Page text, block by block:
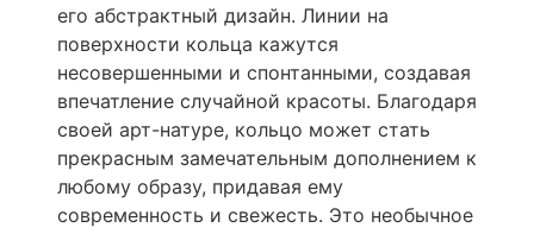
его абстрактный дизайн. Линии на
поверхности кольца кажутся
несовершенными и спонтанными, создавая
впечатление случайной красоты. Благодаря
своей арт-натуре, кольцо может стать
прекрасным замечательным дополнением к
любому образу, придавая ему
современность и свежесть. Это необычное